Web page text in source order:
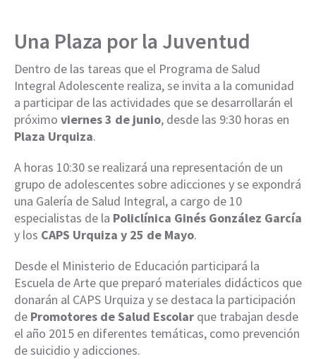
Una Plaza por la Juventud
Dentro de las tareas que el Programa de Salud
Integral Adolescente realiza, se invita a la comunidad
a participar de las actividades que se desarrollarán el
próximo viernes 3 de junio, desde las 9:30 horas en
Plaza Urquiza.
A horas 10:30 se realizará una representación de un
grupo de adolescentes sobre adicciones y se expondrá
una Galería de Salud Integral, a cargo de 10
especialistas de la Policlínica Ginés González García
y los CAPS Urquiza y 25 de Mayo.
Desde el Ministerio de Educación participará la
Escuela de Arte que preparó materiales didácticos que
donarán al CAPS Urquiza y se destaca la participación
de Promotores de Salud Escolar que trabajan desde
el año 2015 en diferentes temáticas, como prevención
de suicidio y adicciones.